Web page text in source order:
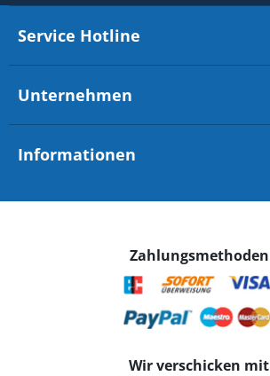
Service Hotline
Unternehmen
Informationen
Zahlungsmethoden
Wir verschicken mit